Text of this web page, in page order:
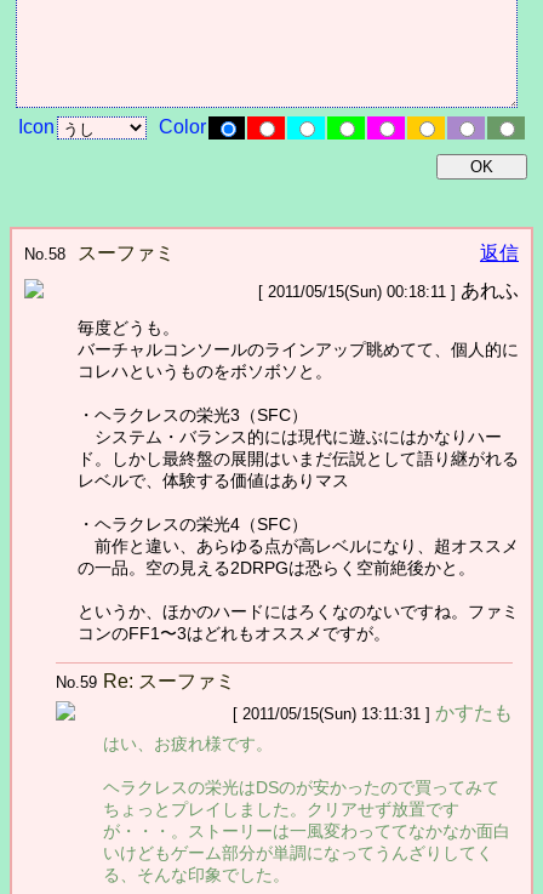
Icon Color
No.58 スーファミ 返信
[ 2011/05/15(Sun) 00:18:11 ] あれふ
毎度どうも。
バーチャルコンソールのラインアップ眺めてて、個人的に
コレハというものをボソボソと。
・ヘラクレスの栄光3（SFC）
システム・バランス的には現代に遊ぶにはかなりハー
ド。しかし最終盤の展開はいまだ伝説として語り継がれる
レベルで、体験する価値はありマス
・ヘラクレスの栄光4（SFC）
前作と違い、あらゆる点が高レベルになり、超オススメ
の一品。空の見える2DRPGは恐らく空前絶後かと。
というか、ほかのハードにはろくなのないですね。ファミ
コンのFF1〜3はどれもオススメですが。
No.59 Re: スーファミ
[ 2011/05/15(Sun) 13:11:31 ] かすたも
はい、お疲れ様です。
ヘラクレスの栄光はDSのが安かったので買ってみて
ちょっとプレイしました。クリアせず放置です
が・・・。ストーリーは一風変わっててなかなか面白
いけどもゲーム部分が単調になってうんざりしてく
る、そんな印象でした。